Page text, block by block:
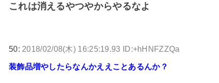
これは消えるやつやからやるなよ
50: 2018/02/08(木) 16:25:19.93 ID:+hHNFZZQa
装飾品増やしたらなんかええことあるんか？